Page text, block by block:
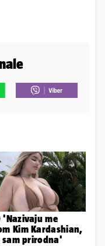
'Nazivaju me
Kim Kardashian,
sam prirodna'